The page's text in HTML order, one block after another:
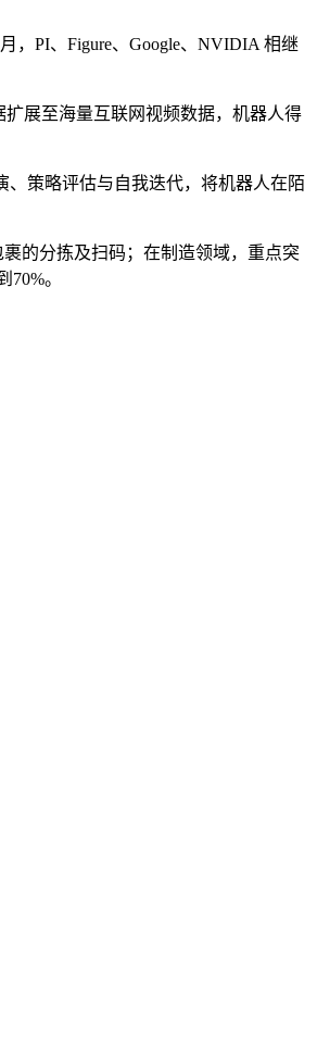
，PI、Figure、Google、NVIDIA 相继
扩展至海量互联网视频数据，机器人得
、策略评估与自我迭代，将机器人在陌
的分拣及扫码；在制造领域，重点突
。